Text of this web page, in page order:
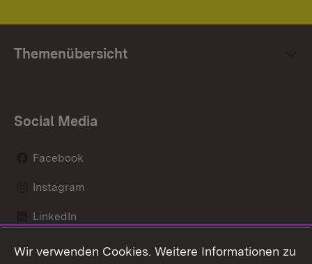
Themenübersicht
Social Media
Facebook
Instagram
LinkedIn
Social Wall
Wir verwenden Cookies. Weitere Informationen zu